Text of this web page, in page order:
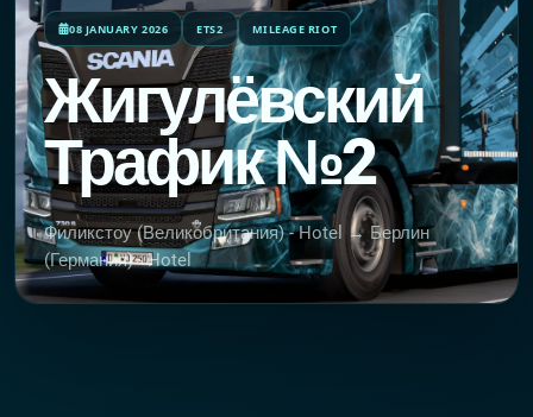
08 JANUARY 2026 ETS2 MILEAGE RIOT
Жигулёвский
Трафик №2
Филикстоу (Великобритания) - Hotel → Берлин
(Германия) - Hotel